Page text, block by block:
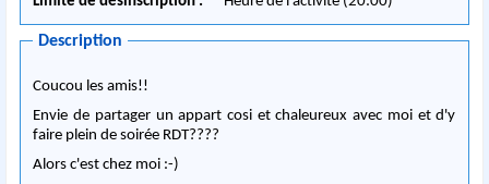
Description
Coucou les amis!!
Envie de partager un appart cosi et chaleureux avec moi et d'y
faire plein de soirée RDT????
Alors c'est chez moi :-)